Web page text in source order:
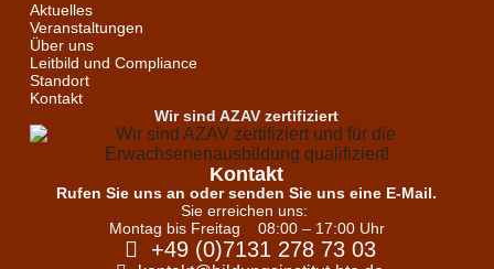
Aktuelles
Veranstaltungen
Über uns
Leitbild und Compliance
Standort
Kontakt
Wir sind AZAV zertifiziert
Kontakt
Rufen Sie uns an oder senden Sie uns eine E-Mail.
Sie erreichen uns:
Montag bis Freitag 08:00 – 17:00 Uhr
+49 (0)7131 278 73 03